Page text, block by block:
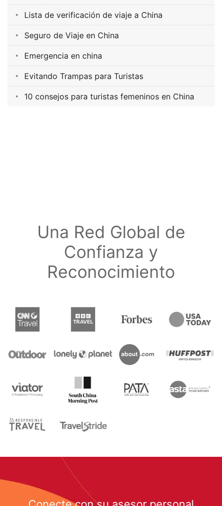
Lista de verificación de viaje a China
Seguro de Viaje en China
Emergencia en china
Evitando Trampas para Turistas
10 consejos para turistas femeninos en China
Una Red Global de
Confianza y
Reconocimiento